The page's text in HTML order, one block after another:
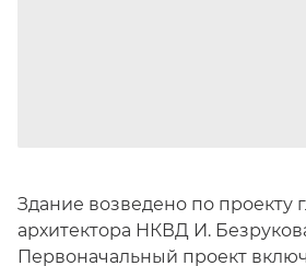
Здание возведено по проекту
архитектора НКВД И.
Первоначальный проект